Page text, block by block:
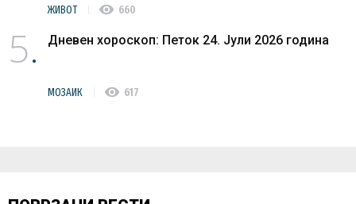
ЖИВОТ visibility 660
5 Дневен хороскоп: Петок 24. Јули 2026 година
МОЗАИК visibility 617